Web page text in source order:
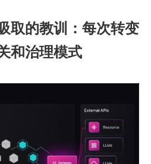
取的教训：每次转变
和治理模式